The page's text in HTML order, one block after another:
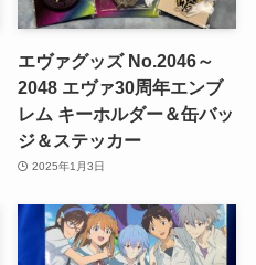
エヴァグッズ No.2046～
2048 エヴァ30周年エンブ
レム キーホルダー＆缶バッ
ジ＆ステッカー
2025年1月3日